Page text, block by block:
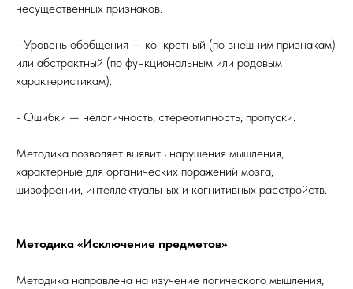
несущественных признаков.
- Уровень обобщения — конкретный (по внешним признакам)
или абстрактный (по функциональным или родовым
характеристикам).
- Ошибки — нелогичность, стереотипность, пропуски.
Методика позволяет выявить нарушения мышления,
характерные для органических поражений мозга,
шизофрении, интеллектуальных и когнитивных расстройств.
Методика «Исключение предметов»
Методика направлена на изучение логического мышления,